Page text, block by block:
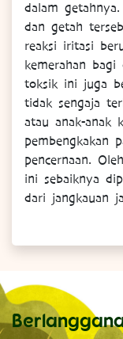
dalam
dan getah
reaksi iritasi
kemerahan
toksik ini juga
tidak sengaja
atau anak-anak
pembengkakan
pencernaan.
ini sebaiknya
dari jangkauan